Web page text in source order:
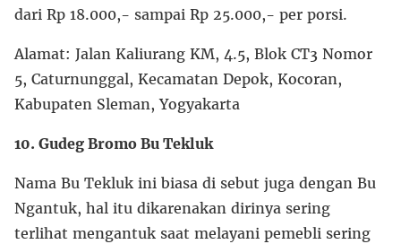
dari Rp 18.000,- sampai Rp 25.000,- per porsi.
Alamat: Jalan Kaliurang KM, 4.5, Blok CT3 Nomor
5, Caturnunggal, Kecamatan Depok, Kocoran,
Kabupaten Sleman, Yogyakarta
10. Gudeg Bromo Bu Tekluk
Nama Bu Tekluk ini biasa di sebut juga dengan Bu
Ngantuk, hal itu dikarenakan dirinya sering
terlihat mengantuk saat melayani pemebli sering